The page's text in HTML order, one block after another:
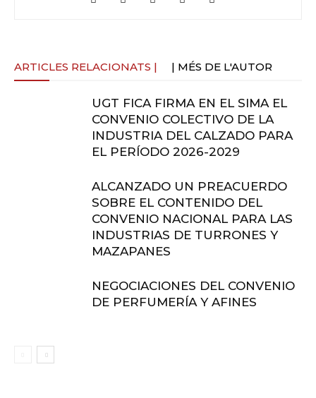
ARTICLES RELACIONATS | | MÉS DE L'AUTOR
UGT FICA FIRMA EN EL SIMA EL
CONVENIO COLECTIVO DE LA
INDUSTRIA DEL CALZADO PARA
EL PERÍODO 2026-2029
ALCANZADO UN PREACUERDO
SOBRE EL CONTENIDO DEL
CONVENIO NACIONAL PARA LAS
INDUSTRIAS DE TURRONES Y
MAZAPANES
NEGOCIACIONES DEL CONVENIO
DE PERFUMERÍA Y AFINES